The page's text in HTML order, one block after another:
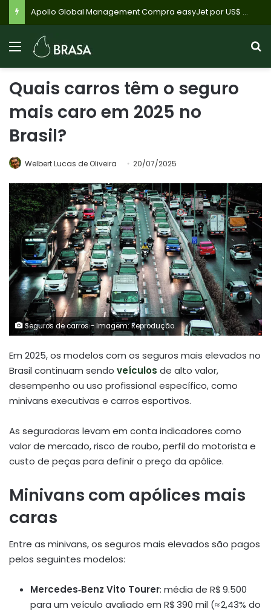
Apollo Global Management Compra easyJet por US$ 7,7 Bilhões: O Que Muda Para Passageiros e o Futuro do Setor Aéreo Europeu?
Quais carros têm o seguro
mais caro em 2025 no
Brasil?
Welbert Lucas de Oliveira 20/07/2025
Seguros de carros - Imagem: Reprodução.
Em 2025, os modelos com os seguros mais elevados no
Brasil continuam sendo veículos de alto valor,
desempenho ou uso profissional específico, como
minivans executivas e carros esportivos.
As seguradoras levam em conta indicadores como
valor de mercado, risco de roubo, perfil do motorista e
custo de peças para definir o preço da apólice.
Minivans com apólices mais
caras
Entre as minivans, os seguros mais elevados são pagos
pelos seguintes modelos:
Mercedes‑Benz Vito Tourer: média de R$ 9.500
para um veículo avaliado em R$ 390 mil (≈ 2,43% do